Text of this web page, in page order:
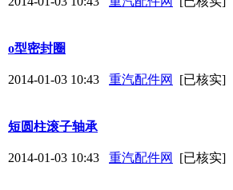
o型密封圈
2014-01-03 10:43 重汽配件网 [已核实]
短圆柱滚子轴承
2014-01-03 10:43 重汽配件网 [已核实]